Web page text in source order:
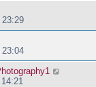
23:29
23:04